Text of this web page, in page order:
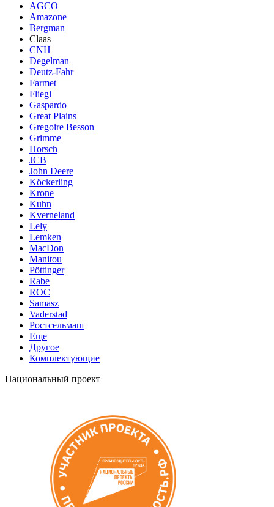
AGCO
Amazone
Bergman
Claas
CNH
Degelman
Deutz-Fahr
Farmet
Fliegl
Gaspardo
Great Plains
Gregoire Besson
Grimme
Horsch
JCB
John Deere
Köckerling
Krone
Kuhn
Kverneland
Lely
Lemken
MacDon
Manitou
Pöttinger
Rabe
ROC
Samasz
Vaderstad
Ростсельмаш
Еще
Другое
Комплектующие
Национальный проект